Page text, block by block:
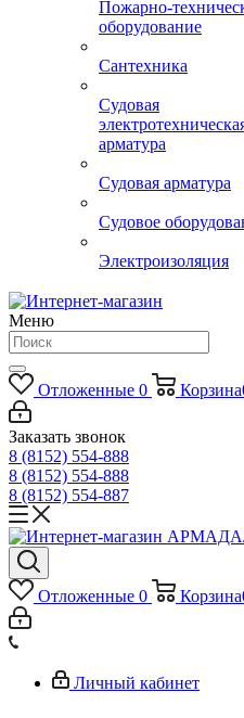
Пожарно-
оборудование
Сантехника
Судовая
арматура
Судовая арматура
Судовое
Электроизоляция
Меню
Отложенные 0 Корзина
Заказать звонок
8 (8152) 554-888
8 (8152) 554-888
8 (8152) 554-887
Отложенные 0 Корзина
Личный кабинет